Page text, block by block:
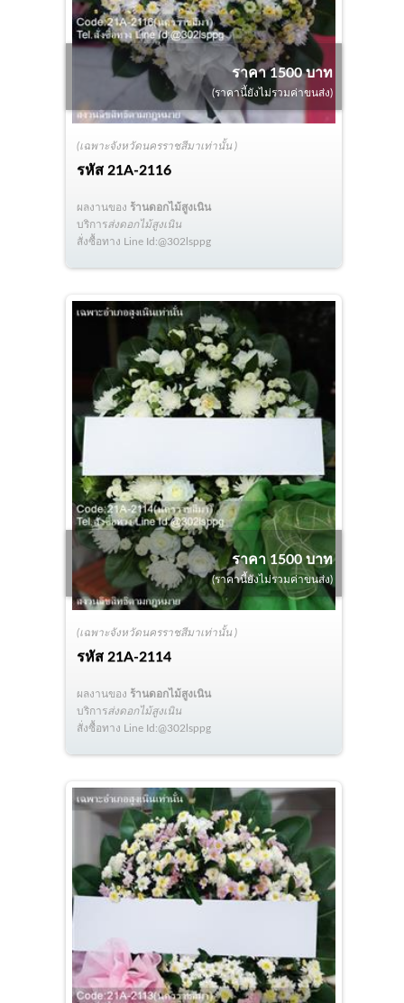
(เฉพาะจังหวัดนครราชสีมาเท่านั้น )
รหัส 21A-2116
ราคา 1500 บาท
(ราคานี้ยังไม่รวมค่าขนส่ง)
ผลงานของ ร้านดอกไม้สูงเนิน
บริการส่งดอกไม้สูงเนิน
สั่งซื้อทาง Line Id:@302lsppg
(เฉพาะจังหวัดนครราชสีมาเท่านั้น )
รหัส 21A-2114
ราคา 1500 บาท
(ราคานี้ยังไม่รวมค่าขนส่ง)
ผลงานของ ร้านดอกไม้สูงเนิน
บริการส่งดอกไม้สูงเนิน
สั่งซื้อทาง Line Id:@302lsppg